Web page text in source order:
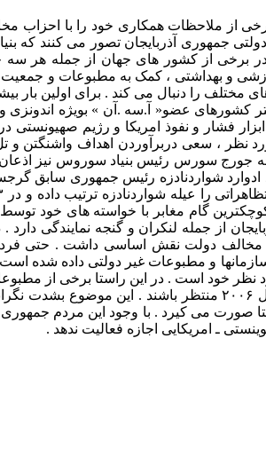
تاکید کرد ، این بنیاد بنا به برخی از ملاحظات همکاری
کرد ، نهاد های دولتی جمهوری آذربایجان تصور می
برخی از کشور های جهان از جمله هر سه
و بهداشتی ، کمک به مطبوعات و
کشورهای عضو« آ.سه .آن » بویژه اندونزی
فشار و نفوذ امریکا و رژیم صهیونستی
، سعی دربرآوردن اهداف واشنگتن و تل
جورج سورس رئیس بنیاد سوروس نیز اذعان
ادوارد شواردنادزه رئیس جمهوری سابق
گام مغابر با خواسته های خود توسط
از جمله لنکران و گنجه نمایندگی دارد
تامین مالی احزاب غربگرای مخالف دولت نقش اساسی داشت
در سال گذشته به احزاب ، سازمانها و مطبوعات غیر دولتی
نظر خود است . در این راستا برخی از
طی هفته های اخیر فاش ساخته اند که بنیاد سوروس به احزاب غربگرای مخالف دولت گفته است که تا انتخابات
می کیرد . با وجود این مردم جمهوری
ـ امریکایی اجازه فعالیت ندهد .